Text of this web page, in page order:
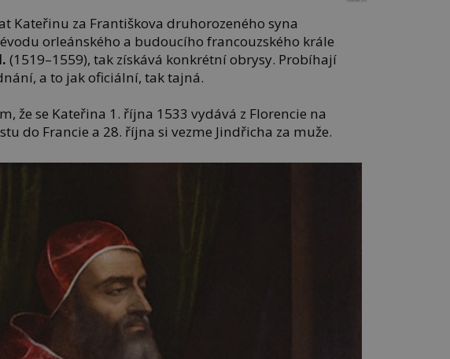
Kateřinu za Františkova druhorozeného syna
orleánského a budoucího francouzského krále
(1519–1559), tak získává konkrétní obrysy. Probíhají
a to jak oficiální, tak tajná.
že se Kateřina 1. října 1533 vydává z Florencie na
do Francie a 28. října si vezme Jindřicha za muže.